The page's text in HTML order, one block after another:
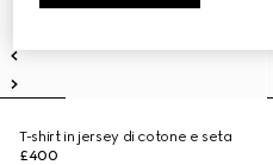
T-shirt in jersey di cotone e seta
£400